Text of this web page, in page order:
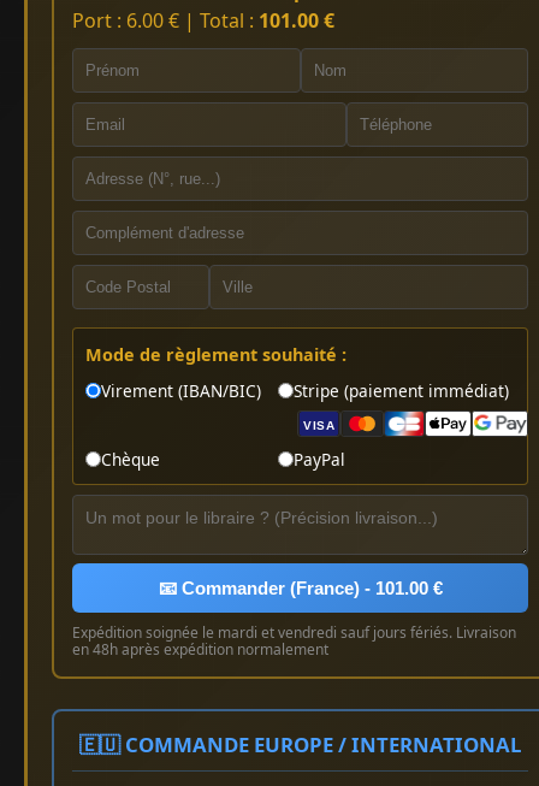
Port : 6.00 € | Total : 101.00 €
Mode de règlement souhaité :
Virement (IBAN/BIC)
Stripe (paiement immédiat)
VISA
Chèque PayPal
📧 Commander (France) - 101.00 €
Expédition soignée le mardi et vendredi sauf jours fériés. Livraison
en 48h après expédition normalement
🇪🇺 COMMANDE EUROPE / INTERNATIONAL